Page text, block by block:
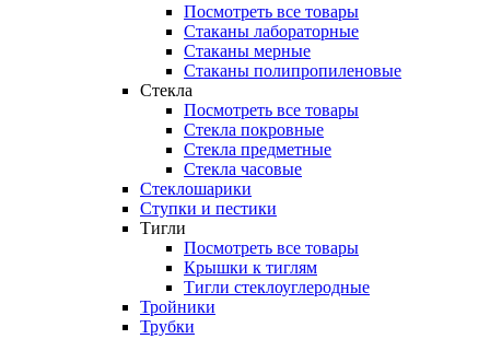
Посмотреть все товары
Стаканы лабораторные
Стаканы мерные
Стаканы полипропиленовые
Стекла
Посмотреть все товары
Стекла покровные
Стекла предметные
Стекла часовые
Стеклошарики
Ступки и пестики
Тигли
Посмотреть все товары
Крышки к тиглям
Тигли стеклоуглеродные
Тройники
Трубки